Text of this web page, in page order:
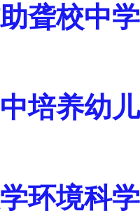
聋校中
培养幼
环境科